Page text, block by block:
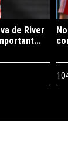
de River